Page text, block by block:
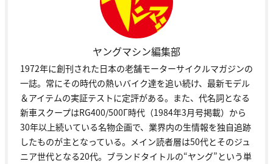
ヤングマシン編集部
1972年に創刊された日本の老舗モーターサイクルマガジンの
一誌。常にその時代の熱いバイク達を追い続け、最新モデル
＆アイテムの実証テストに定評がある。また、代名詞となる
新車スクープはRG400/500Γ時代（1984年3月号掲載）から
30年以上続いている名物企画で、業界内の生情報を独自追跡
したものが主となっている。メイン読者層は50代とそのジュ
ニア世代となる20代。ブランドタイトルの“ヤング”という単